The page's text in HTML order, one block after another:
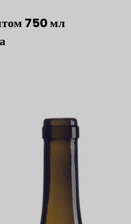
750 мл